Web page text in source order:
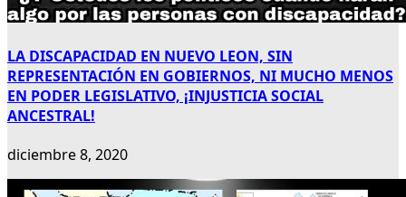
LA DISCAPACIDAD EN NUEVO LEON, SIN
REPRESENTACIÓN EN GOBIERNOS, NI MUCHO MENOS
EN PODER LEGISLATIVO, ¡INJUSTICIA SOCIAL
ANCESTRAL!
diciembre 8, 2020